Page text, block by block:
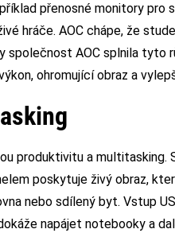
přenosné monitory pro
hráče. AOC chápe, že
společnost AOC splnila tyto
ohromující obraz a
produktivitu a multitasking.
poskytuje živý obraz,
nebo sdílený byt. Vstup
napájet notebooky a